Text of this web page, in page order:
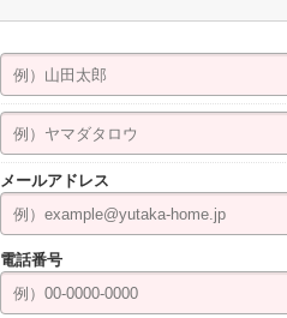
メールアドレス
電話番号